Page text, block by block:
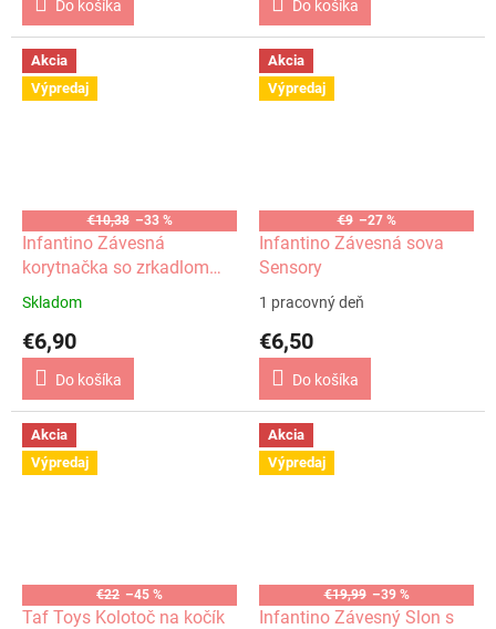
Do košíka Do košíka
Akcia
Výpredaj
€10,38 –33 %
Infantino Závesná
korytnačka so zrkadlom
ružová
Skladom
€6,90
Do košíka
Akcia
Výpredaj
€9 –27 %
Infantino Závesná sova
Sensory
1 pracovný deň
€6,50
Do košíka
Akcia
Výpredaj
€22 –45 %
Taf Toys Kolotoč na kočík
Akcia
Výpredaj
€19,99 –39 %
Infantino Závesný Slon s